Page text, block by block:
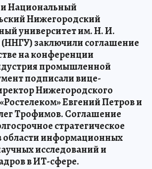
и Национальный
Нижегородский
университет им. Н. И.
(ННГУ) заключили соглашение
на конференции
промышленной
подписали вице-
Нижегородского
Евгений Петров и
Трофимов. Соглашение
стратегическое
области информационных
исследований и
в ИТ-сфере.